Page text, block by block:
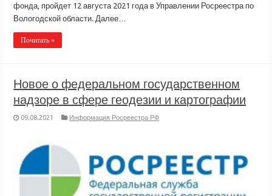
фонда, пройдет 12 августа 2021 года в Управлении Росреестра по
Вологодской области. Далее…
Почитать »
Новое о федеральном государственном
надзоре в сфере геодезии и картографии
09.08.2021 Информация Росреестра РФ